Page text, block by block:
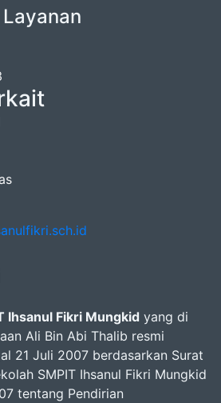
Ihsanul Fikri Mungkid yang di
Ali Bin Abi Thalib resmi
21 Juli 2007 berdasarkan Surat
SMPIT Ihsanul Fikri Mungkid
tentang Pendirian